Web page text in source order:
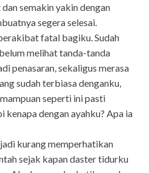
semakin yakin dengan
segera selesai.
fatal bagiku. Sudah
melihat tanda-tanda
penasaran, sekaligus merasa
sudah terbiasa denganku,
seperti ini pasti
kenapa dengan ayahku? Apa ia
kurang memperhatikan
sejak kapan daster tidurku